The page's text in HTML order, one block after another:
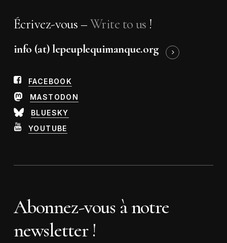
Écrivez-vous –Write to us !
info (at) lepeuplequimanque.org
FACEBOOK
MASTODON
BLUESKY
YOUTUBE
Abonnez-vous à notre
newsletter !